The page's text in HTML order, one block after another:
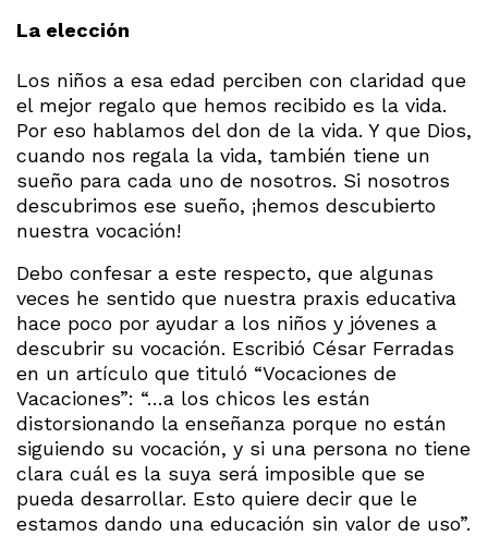
La elección
Los niños a esa edad perciben con claridad que
el mejor regalo que hemos recibido es la vida.
Por eso hablamos del don de la vida. Y que Dios,
cuando nos regala la vida, también tiene un
sueño para cada uno de nosotros. Si nosotros
descubrimos ese sueño, ¡hemos descubierto
nuestra vocación!
Debo confesar a este respecto, que algunas
veces he sentido que nuestra praxis educativa
hace poco por ayudar a los niños y jóvenes a
descubrir su vocación. Escribió César Ferradas
en un artículo que tituló “Vocaciones de
Vacaciones”: “…a los chicos les están
distorsionando la enseñanza porque no están
siguiendo su vocación, y si una persona no tiene
clara cuál es la suya será imposible que se
pueda desarrollar. Esto quiere decir que le
estamos dando una educación sin valor de uso”.